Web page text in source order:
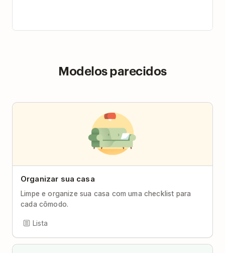
Modelos parecidos
Organizar sua casa
Limpe e organize sua casa com uma checklist para
cada cômodo.
Lista